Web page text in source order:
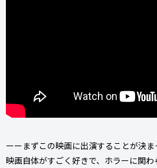
ーーまずこの映画に出演することが決
映画自体がすごく好きで、ホラーに関